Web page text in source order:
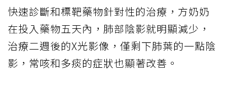
快速診斷和標靶藥物針對性的治療，方奶奶
在投入藥物五天內，肺部陰影就明顯減少，
治療二週後的X光影像，僅剩下肺葉的一點陰
影，常咳和多痰的症狀也顯著改善。